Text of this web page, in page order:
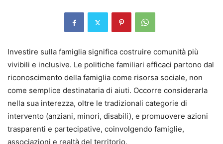
Investire sulla famiglia significa costruire comunità più
vivibili e inclusive. Le politiche familiari efficaci partono dal
riconoscimento della famiglia come risorsa sociale, non
come semplice destinataria di aiuti. Occorre considerarla
nella sua interezza, oltre le tradizionali categorie di
intervento (anziani, minori, disabili), e promuovere azioni
trasparenti e partecipative, coinvolgendo famiglie,
associazioni e realtà del territorio.